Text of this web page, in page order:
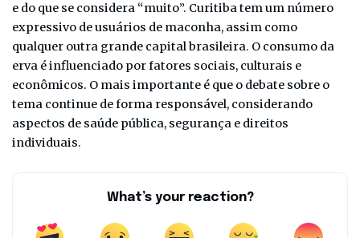
e do que se considera “muito”. Curitiba tem um número
expressivo de usuários de maconha, assim como
qualquer outra grande capital brasileira. O consumo da
erva é influenciado por fatores sociais, culturais e
econômicos. O mais importante é que o debate sobre o
tema continue de forma responsável, considerando
aspectos de saúde pública, segurança e direitos
individuais.
What’s your reaction?